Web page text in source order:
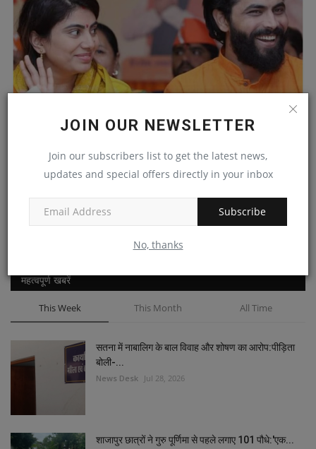
JOIN OUR NEWSLETTER
Join our subscribers list to get the latest news,
updates and special offers directly in your inbox
Subscribe
No, thanks
News Desk Feb 12, 2024
महत्वपूर्ण खबरें
This Week This Month All Time
सतना में नाबालिग के बाल विवाह और शोषण का आरोप:पीड़िता
बोली-...
News Desk Jul 28, 2026
शाजापुर छात्रों ने गुरु पूर्णिमा से पहले लगाए 101 पौधे:'एक...